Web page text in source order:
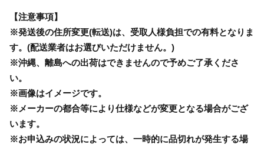
【注意事項】
※発送後の住所変更(転送)は、受取人様負担での有料となりま
す。(配送業者はお選びいただけません。)
※沖縄、離島への出荷はできませんので予めご了承くださ
い。
※画像はイメージです。
※メーカーの都合等により仕様などが変更となる場合がござ
います。
※お申込みの状況によっては、一時的に品切れが発生する場